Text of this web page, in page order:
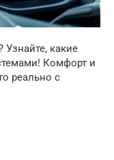
какие
Комфорт и
реально с